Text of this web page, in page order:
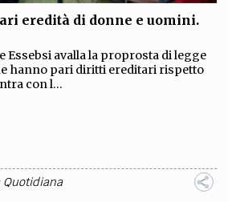
eredità di donne e uomini.
Essebsi avalla la proprosta di legge
hanno pari diritti ereditari rispetto
con l...
Quotidiana